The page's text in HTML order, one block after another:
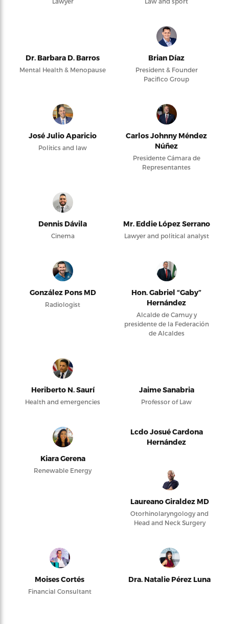
Dr. Barbara D. Barros
Mental Health & Menopause
Brian Díaz
President & Founder
Pacifico Group
José Julio Aparicio
Politics and law
Carlos Johnny Méndez
Núñez
Presidente Cámara de
Representantes
Dennis Dávila
Cinema
Mr. Eddie López Serrano
Lawyer and political analyst
González Pons MD
Radiologist
Hon. Gabriel “Gaby”
Hernández
Alcalde de Camuy y
presidente de la Federación
de Alcaldes
Heriberto N. Saurí
Health and emergencies
Jaime Sanabria
Professor of Law
Kiara Gerena
Renewable Energy
Lcdo Josué Cardona
Hernández
Laureano Giraldez MD
Otorhinolaryngology and
Head and Neck Surgery
Moises Cortés
Financial Consultant
Dra. Natalie Pérez Luna